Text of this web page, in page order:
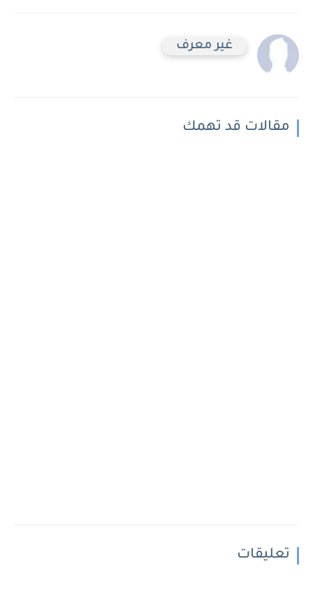
غير معرف
مقالات قد تهمك
تعليقات